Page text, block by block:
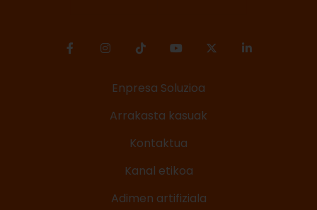
Enpresa Soluzioa
Arrakasta kasuak
Kontaktua
Kanal etikoa
Adimen artifiziala